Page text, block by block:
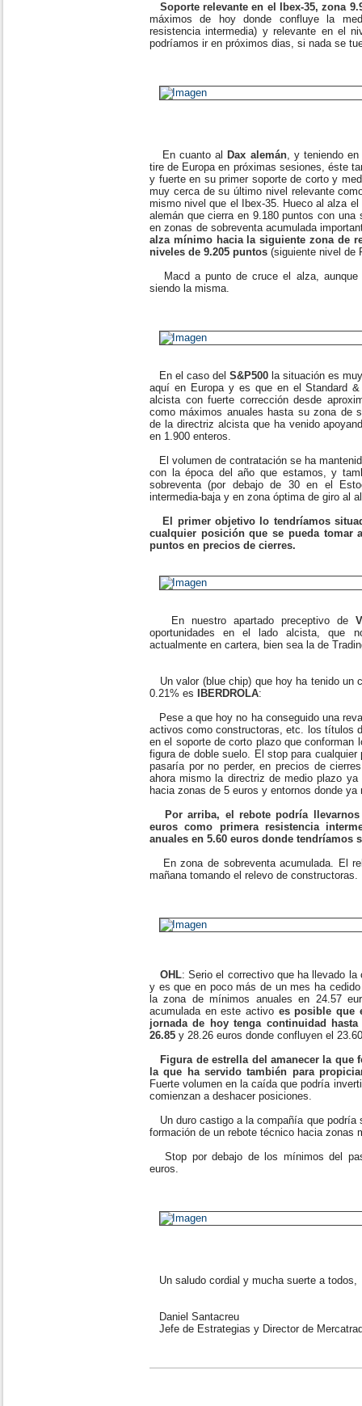
Soporte relevante en el Ibex-35, zona
máximos de hoy donde confluye la
resistencia intermedia) y relevante en el
podríamos ir en próximos dias, si nada se
En cuanto al Dax alemán, y teniendo
tire de Europa en próximas sesiones, éste
y fuerte en su primer soporte de corto y
muy cerca de su último nivel relevante
mismo nivel que el Ibex-35. Hueco al alza
alemán que cierra en 9.180 puntos con
en zonas de sobreventa acumulada
alza mínimo hacia la siguiente zona de
niveles de 9.205 puntos (siguiente nivel de
Macd a punto de cruce el alza, aunque
siendo la misma.
En el caso del S&P500 la situación es
aquí en Europa y es que en el Standard
alcista con fuerte corrección desde
como máximos anuales hasta su zona de
de la directriz alcista que ha venido
en 1.900 enteros.
El volumen de contratación se ha
con la época del año que estamos, y
sobreventa (por debajo de 30 en el
intermedia-baja y en zona óptima de giro al
El primer objetivo lo tendríamos
cualquier posición que se pueda tomar
puntos en precios de cierres.
En nuestro apartado preceptivo de
oportunidades en el lado alcista, que
actualmente en cartera, bien sea la de
Un valor (blue chip) que hoy ha tenido un
0.21% es
IBERDROLA:
Pese a que hoy no ha conseguido una
activos como constructoras, etc. los títulos
en el soporte de corto plazo que conforman
figura de doble suelo. El stop para
pasaría por no perder, en precios de
ahora mismo la directriz de medio plazo
hacia zonas de 5 euros y entornos donde
Por arriba, el rebote podría
euros como primera resistencia
anuales en 5.60 euros donde tendríamos
En zona de sobreventa acumulada. El
mañana tomando el relevo de constructoras.
OHL: Serio el correctivo que ha llevado
y es que en poco más de un mes ha
la zona de mínimos anuales en 24.57
acumulada en este activo es posible que
jornada de hoy tenga continuidad
26.85 y 28.26 euros donde confluyen el
Figura de estrella del amanecer la
la que ha servido también para
Fuerte volumen en la caída que podría
comienzan a deshacer posiciones.
Un duro castigo a la compañía que podría
formación de un rebote técnico hacia zonas
Stop por debajo de los mínimos del
euros.
Un saludo cordial y mucha suerte a todos,
Daniel Santacreu
Jefe de Estrategias y Director de